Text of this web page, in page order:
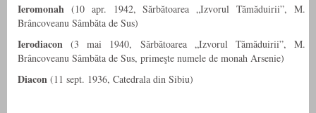
Ieromonah (10 apr. 1942, Sărbătoarea „Izvorul Tămăduirii”, M.
Brâncoveanu Sâmbăta de Sus)
Ierodiacon(3 mai 1940, Sărbătoarea „Izvorul Tămăduirii”, M.
Brâncoveanu Sâmbăta de Sus, primeşte numele de monah Arsenie)
Diacon (11 sept. 1936, Catedrala din Sibiu)